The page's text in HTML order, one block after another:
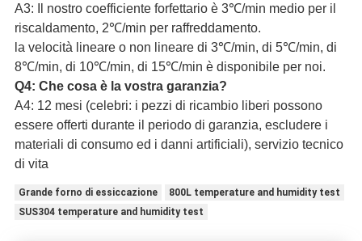
A3: Il nostro coefficiente forfettario è 3℃/min medio per il
riscaldamento, 2℃/min per raffreddamento.
la velocità lineare o non lineare di 3℃/min, di 5℃/min, di
8℃/min, di 10℃/min, di 15℃/min è disponibile per noi.
Q4: Che cosa è la vostra garanzia?
A4: 12 mesi (celebri: i pezzi di ricambio liberi possono
essere offerti durante il periodo di garanzia, escludere i
materiali di consumo ed i danni artificiali), servizio tecnico
di vita
Grande forno di essiccazione
800L temperature and humidity test
SUS304 temperature and humidity test